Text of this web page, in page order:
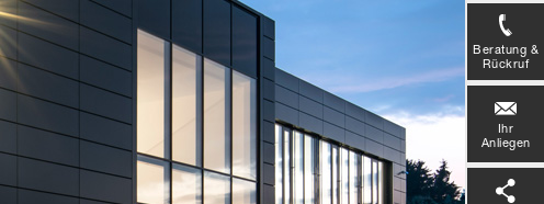
Beratung &
Rückruf
Ihr
Anliegen